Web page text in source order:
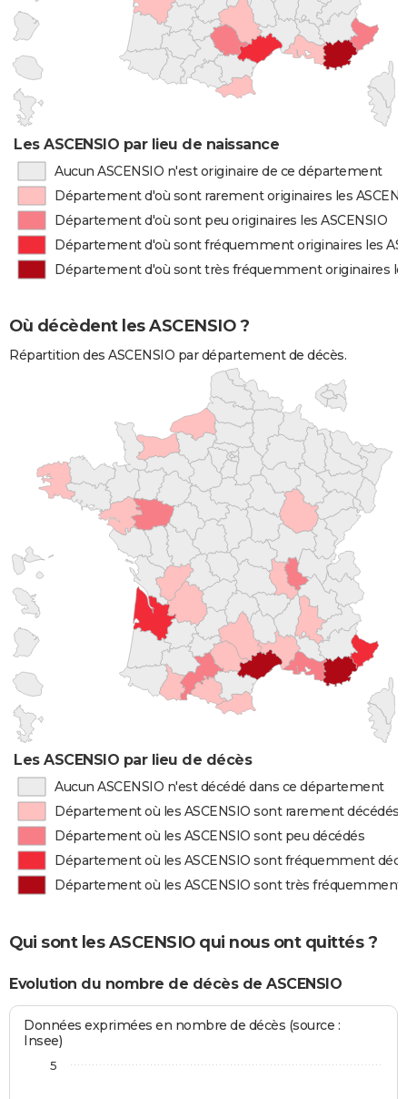
Les ASCENSIO par lieu de naissance
Aucun ASCENSIO n'est originaire de ce département
Département d'où sont rarement originaires les
Département d'où sont peu originaires les ASCENSIO
Département d'où sont fréquemment originaires les
Département d'où sont très fréquemment originaires
Où décèdent les ASCENSIO ?
Répartition des ASCENSIO par département de décès.
Les ASCENSIO par lieu de décès
Aucun ASCENSIO n'est décédé dans ce département
Département où les ASCENSIO sont rarement décédés
Département où les ASCENSIO sont peu décédés
Département où les ASCENSIO sont fréquemment
Département où les ASCENSIO sont très fréquemment
Qui sont les ASCENSIO qui nous ont quittés ?
Evolution du nombre de décès de ASCENSIO
Données exprimées en nombre de décès (source :
Insee)
5